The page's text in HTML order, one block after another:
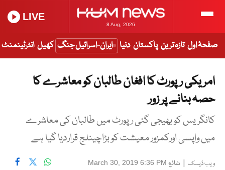
8 Aug, 2026
LIVE
صفحۂ اول تازہ ترین پاکستان دنیا ایران-اسرائیل جنگ کھیل انٹرٹینمنٹ
امریکی رپورٹ کا افغان طالبان کو معاشرے کا
حصہ بنانے پر زور
کانگریس کو بھیجی گئی رپورٹ میں طالبان کی معاشرے
میں واپسی اورکمزور معیشت کو بڑاچینلج قراردیا گیا ہے
ویب ڈیسک | شائع March 30, 2019 6:36 PM